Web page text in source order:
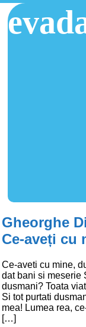
Gheorghe
Ce-aveți cu
Ce-aveti cu mine,
dat bani si meserie
dusmani? Toata
Si tot purtati
mea! Lumea rea,
[…]